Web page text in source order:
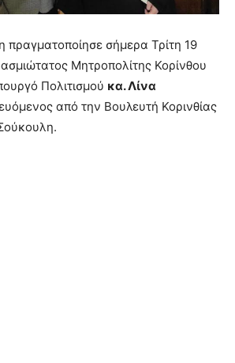
πραγματοποίησε σήμερα Τρίτη 19
Μητροπολίτης Κορίνθου
Πολιτισμού κα. Λίνα
από την Βουλευτή Κορινθίας